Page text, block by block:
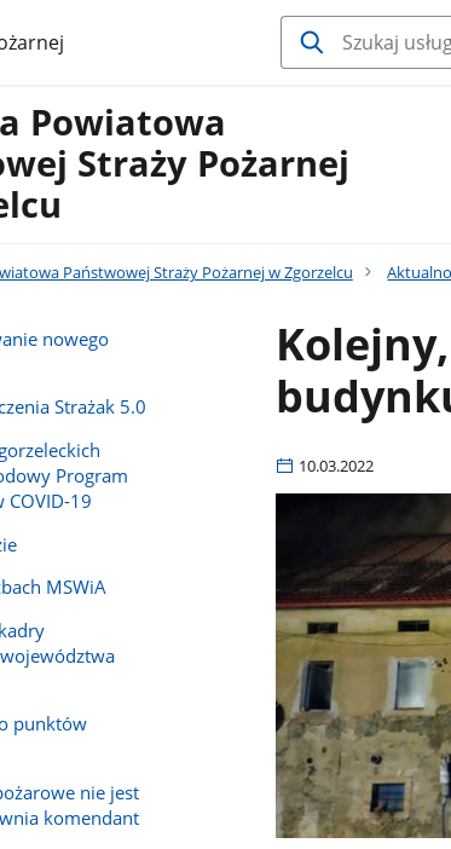
Powiatowa
Straży Pożarnej
Państwowej Straży Pożarnej w Zgorzelcu
nowego
Strażak 5.0
Program
COVID-19
MSWiA
punktów
nie jest
komendant
10.03.2022